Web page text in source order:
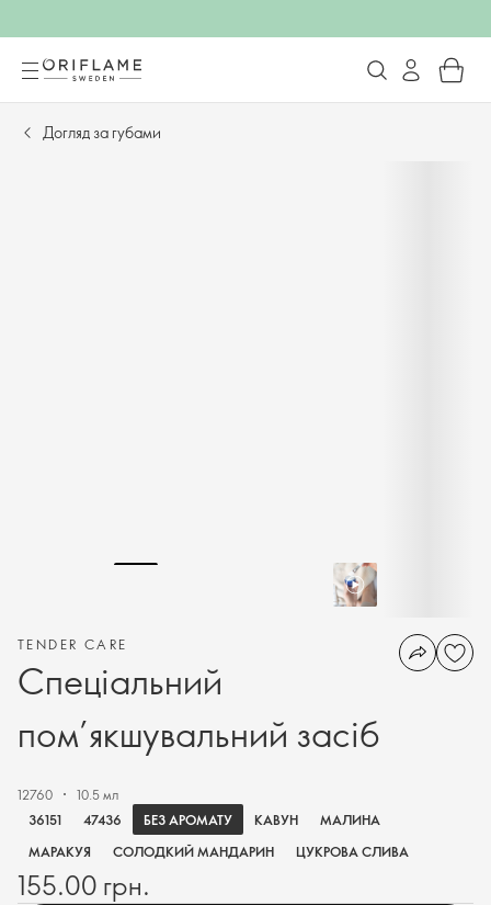
Догляд за губами
TENDER CARE
Спеціальний
пом’якшувальний засіб
12760
10.5 мл
36151
47436 БЕЗ АРОМАТУ КАВУН
МАЛИНА
МАРАКУЯ
СОЛОДКИЙ МАНДАРИН ЦУКРОВА СЛИВА
155.00 грн.